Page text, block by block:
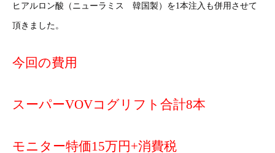
ヒアルロン酸（ニューラミス 韓国製）を1本注入も併用させて
頂きました。
今回の費用
スーパーVOVコグリフト合計8本
モニター特価15万円+消費税